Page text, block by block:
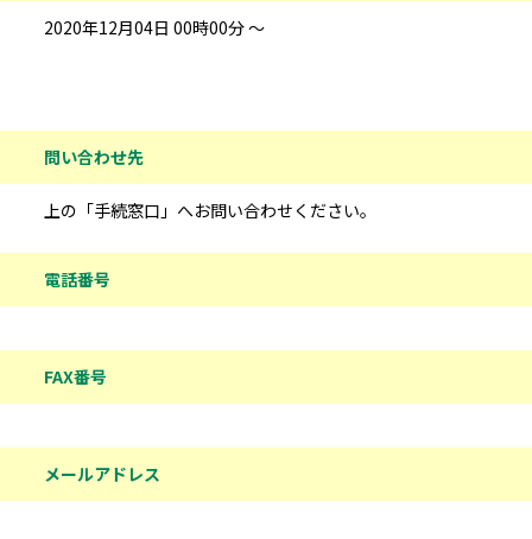
2020年12月04日 00時00分 ～
問い合わせ先
上の「手続窓口」へお問い合わせください。
電話番号
FAX番号
メールアドレス